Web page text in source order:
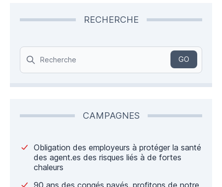
RECHERCHE
Search
GO
CAMPAGNES
Obligation des employeurs à protéger la santé
des agent.es des risques liés à de fortes
chaleurs
90 ans des congés payés, profitons de notre